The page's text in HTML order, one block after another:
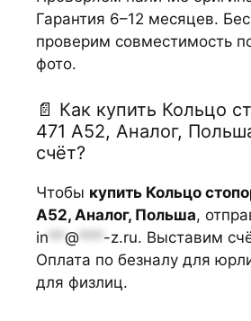
Гарантия 6–12 месяцев.
проверим совместимость
фото.
📄 Как купить Кольцо
471 А52, Аналог,
счёт?
Чтобы купить Кольцо
А52, Аналог, Польша,
in ** @ *** -z.ru. Выставим
Оплата по безналу для
для физлиц.